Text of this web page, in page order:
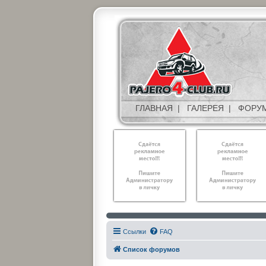
ГЛАВНАЯ | ГАЛЕРЕЯ |
Ссылки FAQ
Список форумов